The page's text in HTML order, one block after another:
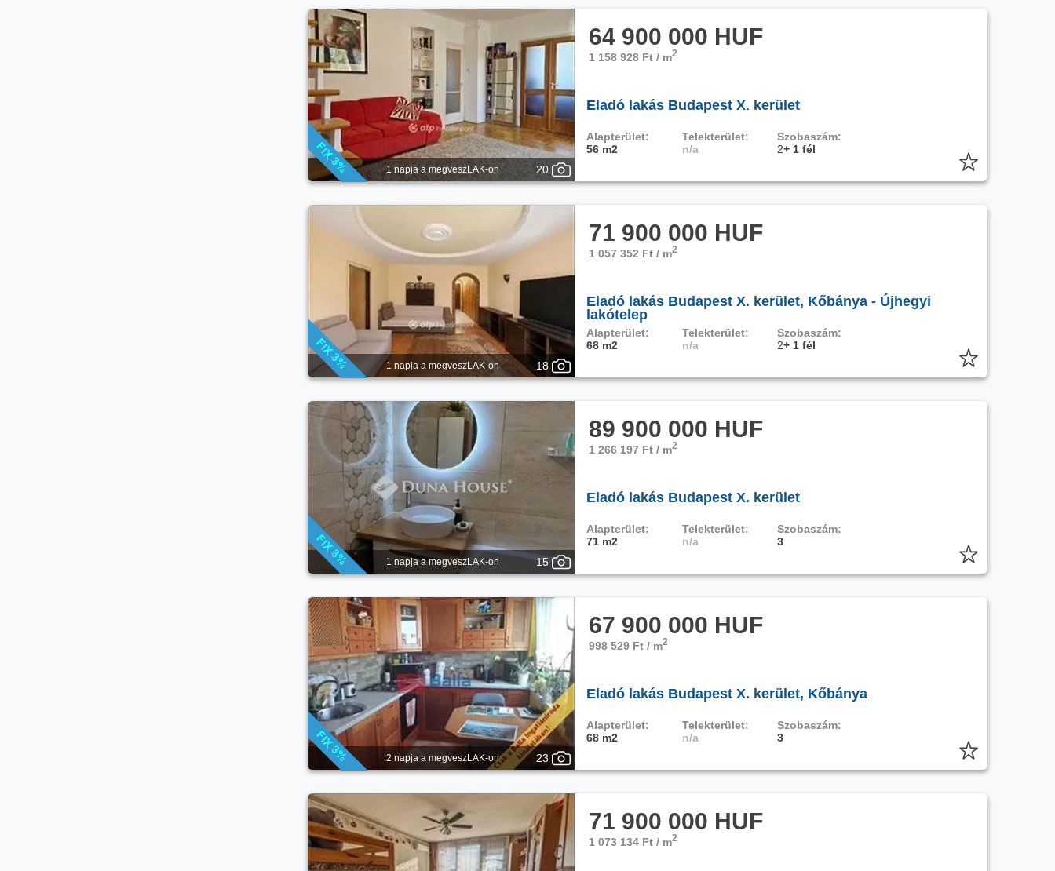
1 napja a megveszLAK-on 20
64 900 000 HUF
1 158 928 Ft / m2
Eladó lakás Budapest X. kerület
Alapterület:
56 m2
Telekterület:
n/a
Szobaszám:
2+ 1 fél
1 napja a megveszLAK-on 18
71 900 000 HUF
1 057 352 Ft / m2
Eladó lakás Budapest X. kerület, Kőbánya - Újhegyi
lakótelep
Alapterület:
68 m2
Telekterület:
n/a
Szobaszám:
2+ 1 fél
1 napja a megveszLAK-on 15
89 900 000 HUF
1 266 197 Ft / m2
Eladó lakás Budapest X. kerület
Alapterület:
71 m2
Telekterület:
n/a
Szobaszám:
3
2 napja a megveszLAK-on 23
67 900 000 HUF
998 529 Ft / m2
Eladó lakás Budapest X. kerület, Kőbánya
Alapterület:
68 m2
Telekterület:
n/a
Szobaszám:
3
71 900 000 HUF
1 073 134 Ft / m2